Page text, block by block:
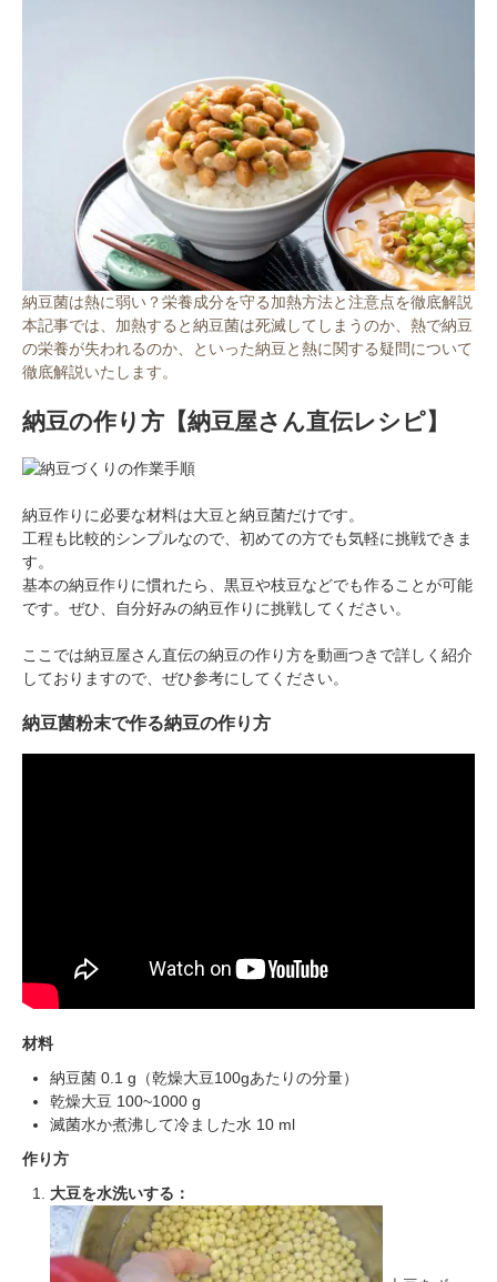
納豆菌は熱に弱い？栄養成分を守る加熱方法と注意点を徹底解説
本記事では、加熱すると納豆菌は死滅してしまうのか、熱で納豆
の栄養が失われるのか、といった納豆と熱に関する疑問について
徹底解説いたします。
納豆の作り方【納豆屋さん直伝レシピ】
納豆作りに必要な材料は大豆と納豆菌だけです。
工程も比較的シンプルなので、初めての方でも気軽に挑戦できま
す。
基本の納豆作りに慣れたら、黒豆や枝豆などでも作ることが可能
です。ぜひ、自分好みの納豆作りに挑戦してください。
ここでは納豆屋さん直伝の納豆の作り方を動画つきで詳しく紹介
しておりますので、ぜひ参考にしてください。
納豆菌粉末で作る納豆の作り方
材料
納豆菌 0.1 g（乾燥大豆100gあたりの分量）
乾燥大豆 100~1000 g
滅菌水か煮沸して冷ました水 10 ml
作り方
大豆を水洗いする：
利用条件：3,000円以上のお買い物でご利用いただけます
ご利用回数：お一人様1回限り
※他のクーポンとの併用はできません
クーポンのご利用方法はこちら >>